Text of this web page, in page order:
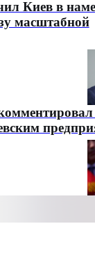
Киев в
масштабной